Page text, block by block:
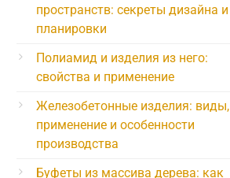
пространств: секреты дизайна и
планировки
Полиамид и изделия из него:
свойства и применение
Железобетонные изделия: виды,
применение и особенности
производства
Буфеты из массива дерева: как